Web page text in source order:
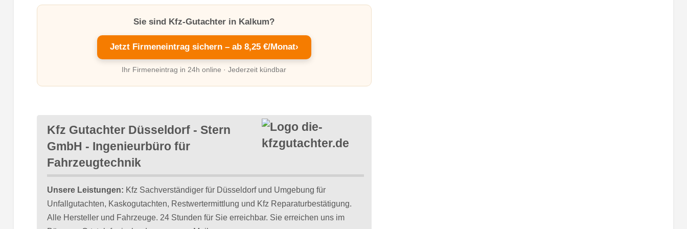
Sie sind Kfz-Gutachter in Kalkum?
Jetzt Firmeneintrag sichern – ab 8,25 €/Monat›
Ihr Firmeneintrag in 24h online · Jederzeit kündbar
Kfz Gutachter Düsseldorf - Stern
GmbH - Ingenieurbüro für
Fahrzeugtechnik
Unsere Leistungen: Kfz Sachverständiger für Düsseldorf und Umgebung für
Unfallgutachten, Kaskogutachten, Restwertermittlung und Kfz Reparaturbestätigung.
Alle Hersteller und Fahrzeuge. 24 Stunden für Sie erreichbar. Sie erreichen uns im